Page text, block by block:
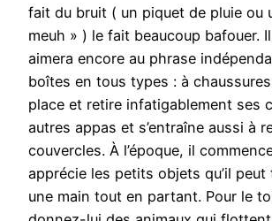
fait du bruit ( un piquet de pluie ou
meuh » ) le fait beaucoup bafouer.
aimera encore au phrase
boîtes en tous types : à
place et retire infatigablement ses
autres appas et s’entraîne aussi à
couvercles. À l’époque, il
apprécie les petits objets qu’il peut
une main tout en partant. Pour le